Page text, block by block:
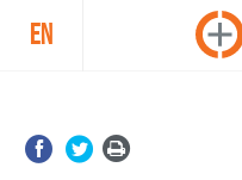
EN